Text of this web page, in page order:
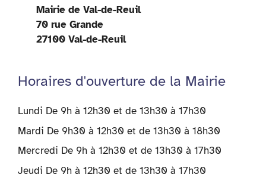
Mairie de Val-de-Reuil
70 rue Grande
27100 Val-de-Reuil
Horaires d'ouverture de la Mairie
Lundi De 9h à 12h30 et de 13h30 à 17h30
Mardi De 9h30 à 12h30 et de 13h30 à 18h30
Mercredi De 9h à 12h30 et de 13h30 à 17h30
Jeudi De 9h à 12h30 et de 13h30 à 17h30